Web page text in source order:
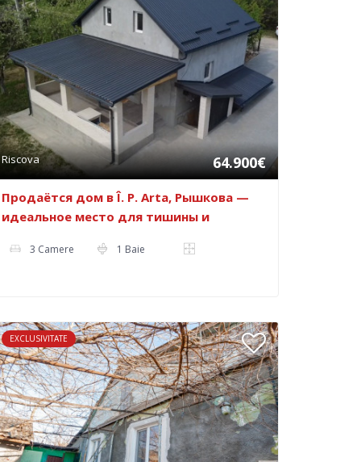
Riscova 64.900€
Продаётся дом в Î. P. Arta, Рышкова —
идеальное место для тишины и
3 Camere 1 Baie
EXCLUSIVITATE